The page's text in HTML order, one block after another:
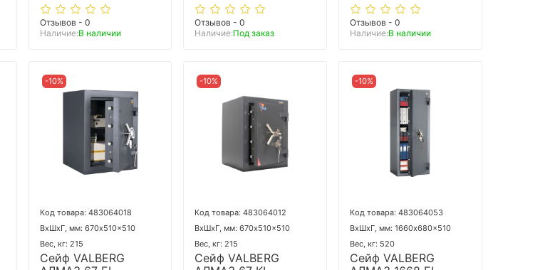
Отзывов - 0
Наличие:В наличии
Отзывов - 0
Наличие:Под заказ
Отзывов - 0
Наличие:В наличии
-10%
Код товара: 483064018
ВхШхГ, мм: 670x510x510
Вес, кг: 215
Сейф VALBERG
-10%
Код товара: 483064012
ВхШхГ, мм: 670x510x510
Вес, кг: 215
Сейф VALBERG
-10%
Код товара: 483064053
ВхШхГ, мм: 1660x680x510
Вес, кг: 520
Сейф VALBERG